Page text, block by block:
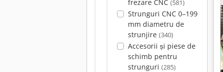
frezare CNC (581)
Strunguri CNC 0–199
mm diametru de
strunjire (340)
Accesorii și piese de
schimb pentru
strunguri (285)